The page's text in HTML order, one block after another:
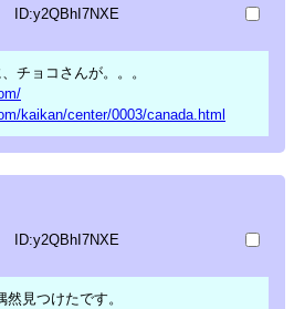
ID:y2QBhI7NXE
チョコさんが。。。
kaikan/center/0003/canada.html
ID:y2QBhI7NXE
見つけたです。